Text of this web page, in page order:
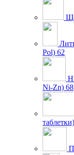
Pol) 62
Ni-Zn) 68
таблетки)